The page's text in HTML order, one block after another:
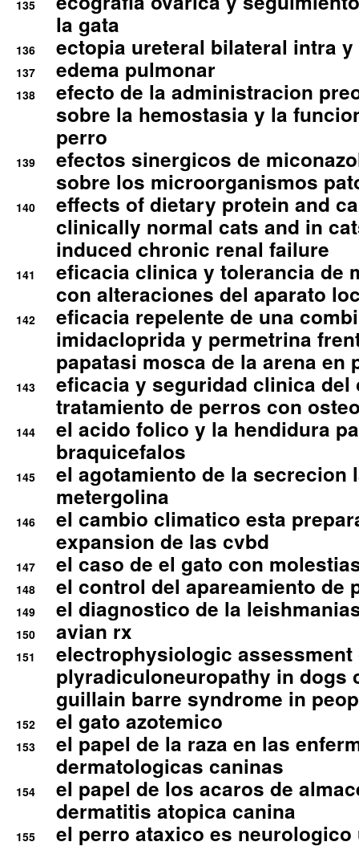
135
la gata
136 ectopia ureteral bilateral intra
137 edema pulmonar
138
efecto de la administracion
sobre la hemostasia y la
perro
139
efectos sinergicos de
sobre los microorganismos
140
effects of dietary protein and
clinically normal cats and in
induced chronic renal failure
141
eficacia clinica y tolerancia de
con alteraciones del aparato
142
eficacia repelente de una
imidacloprida y permetrina
papatasi mosca de la arena en
143
eficacia y seguridad clinica del
tratamiento de perros con
144
el acido folico y la hendidura
braquicefalos
145
el agotamiento de la secrecion
metergolina
146
el cambio climatico esta
expansion de las cvbd
147 el caso de el gato con
148 el control del apareamiento de
149 el diagnostico de la
150 avian rx
151
electrophysiologic assessment
plyradiculoneuropathy in dogs
guillain barre syndrome in
152 el gato azotemico
153
el papel de la raza en las
dermatologicas caninas
154
el papel de los acaros de
dermatitis atopica canina
155 el perro ataxico es